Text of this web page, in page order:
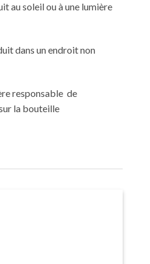
au soleil ou à une lumière
dans un endroit non
responsable de
la bouteille